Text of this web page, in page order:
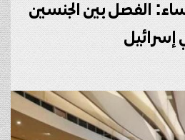
الفصل بين الجنسين
إسرائيل